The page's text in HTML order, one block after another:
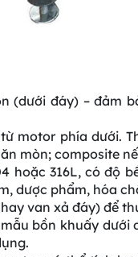
(dưới đáy) – đảm
motor phía dưới.
mòn; composite
hoặc 316L, có độ
dược phẩm, hóa
van xả đáy) để
bồn khuấy